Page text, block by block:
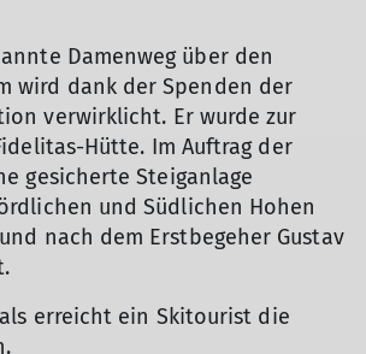
Damenweg über den
wird dank der Spenden der
verwirklicht. Er wurde zur
Hütte. Im Auftrag der
gesicherte Steiganlage
und Südlichen Hohen
nach dem Erstbegeher Gustav
erreicht ein Skitourist die